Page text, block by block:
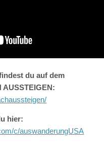
du auf dem
AUSSTEIGEN:
hier:
c/auswanderungUSA